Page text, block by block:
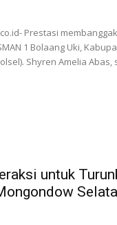
Prestasi
1 Bolaang Uki,
Shyren Amelia Abas,
untuk